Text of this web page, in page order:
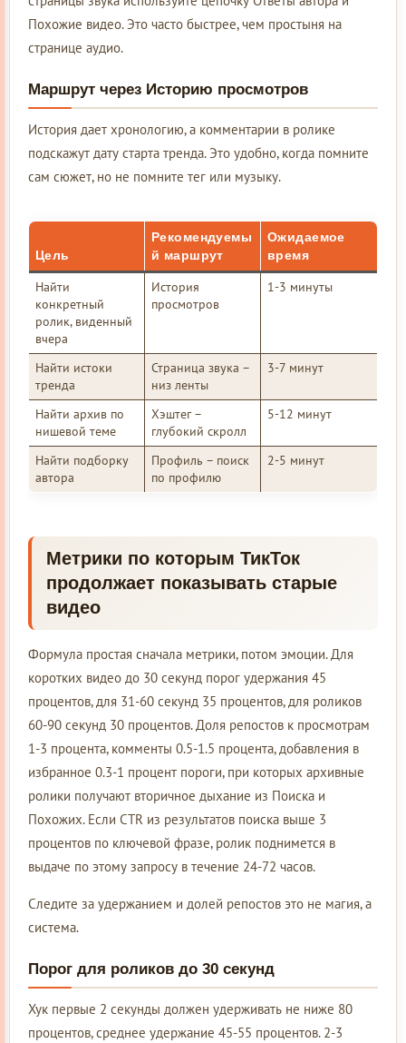
Похожие видео. Это часто быстрее, чем простыня на
странице аудио.
Маршрут через Историю просмотров
История дает хронологию, а комментарии в ролике
подскажут дату старта тренда. Это удобно, когда помните
сам сюжет, но не помните тег или музыку.
Цель
Рекомендуемы
й маршрут
Ожидаемое
время
Найти
конкретный
ролик, виденный
вчера
История
просмотров
1-3 минуты
Найти истоки
тренда
Страница звука –
низ ленты
3-7 минут
Найти архив по
нишевой теме
Хэштег –
глубокий скролл
5-12 минут
Найти подборку
автора
Профиль – поиск
по профилю
2-5 минут
Метрики по которым ТикТок
продолжает показывать старые
видео
Формула простая сначала метрики, потом эмоции. Для
коротких видео до 30 секунд порог удержания 45
процентов, для 31-60 секунд 35 процентов, для роликов
60-90 секунд 30 процентов. Доля репостов к просмотрам
1-3 процента, комменты 0.5-1.5 процента, добавления в
избранное 0.3-1 процент пороги, при которых архивные
ролики получают вторичное дыхание из Поиска и
Похожих. Если CTR из результатов поиска выше 3
процентов по ключевой фразе, ролик поднимется в
выдаче по этому запросу в течение 24-72 часов.
Следите за удержанием и долей репостов это не магия, а
система.
Порог для роликов до 30 секунд
Хук первые 2 секунды должен удерживать не ниже 80
процентов, среднее удержание 45-55 процентов. 2-3